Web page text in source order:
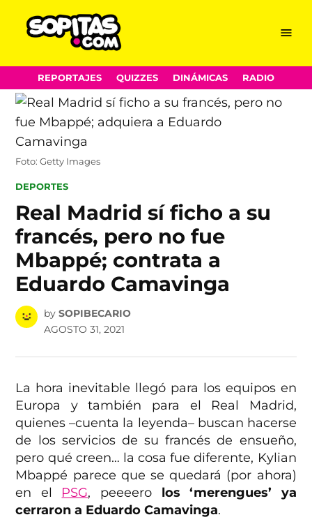
Skip
to
content
Menu
REPORTAJES QUIZZES DINÁMICAS RADIO
Foto: Getty Images
POSTED
DEPORTES
Real Madrid sí ficho a su
francés, pero no fue
Mbappé; contrata a
Eduardo Camavinga
by SOPIBECARIO
AGOSTO 31, 2021
La hora inevitable llegó para los equipos en
Europa y también para el Real Madrid,
quienes –cuenta la leyenda– buscan hacerse
de los servicios de su francés de ensueño,
pero qué creen… la cosa fue diferente, Kylian
Mbappé parece que se quedará (por ahora)
en el PSG, peeeero los ‘merengues’ ya
cerraron a Eduardo Camavinga.